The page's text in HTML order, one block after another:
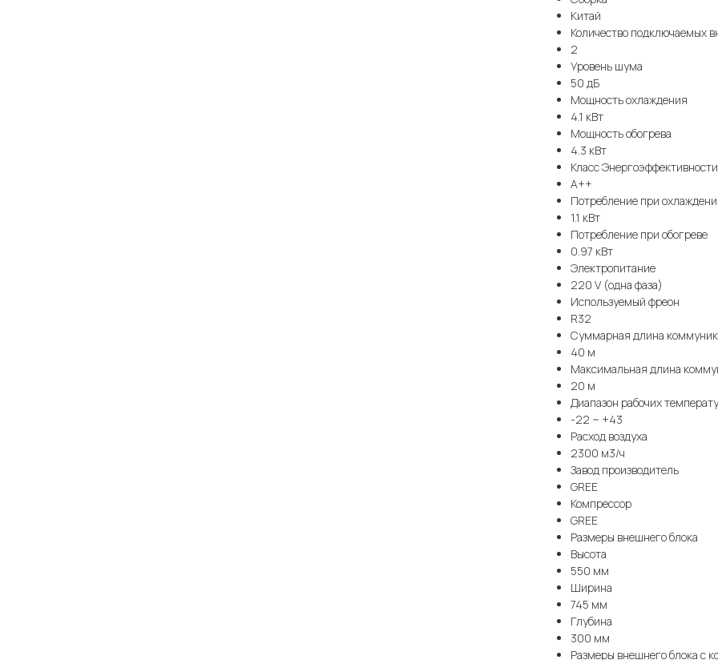
Китай
Количество подключаемых
2
Уровень шума
50 дБ
Мощность охлаждения
4.1 кВт
Мощность обогрева
4.3 кВт
Класс Энергоэффективности
A++
Потребление при
1.1 кВт
Потребление при обогреве
0.97 кВт
Электропитание
220 V (одна фаза)
Используемый фреон
R32
Суммарная длина
40 м
Максимальная длина
20 м
Диапазон рабочих
-22 ~ +43
Расход воздуха
2300 м3/ч
Завод производитель
GREE
Компрессор
GREE
Размеры внешнего блока
Высота
550 мм
Ширина
745 мм
Глубина
300 мм
Размеры внешнего блока с